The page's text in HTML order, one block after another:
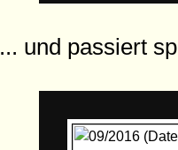
... und passiert